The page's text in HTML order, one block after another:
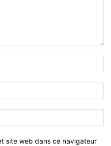
site web dans ce navigateur